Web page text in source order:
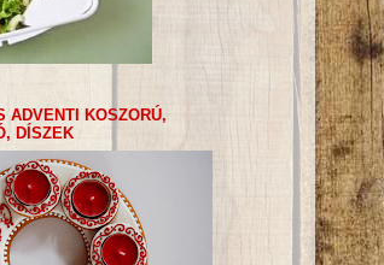
ADVENTI KOSZORÚ,
DÍSZEK